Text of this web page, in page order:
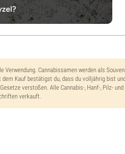
Cannabissamen werden als
Kauf bestätigst du, dass du volljährig bist und
verstoßen. Alle Cannabis-, Hanf-, Pilz- und
verkauft.